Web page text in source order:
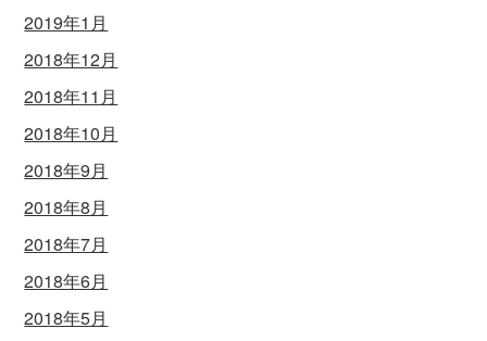
2019年1月
2018年12月
2018年11月
2018年10月
2018年9月
2018年8月
2018年7月
2018年6月
2018年5月